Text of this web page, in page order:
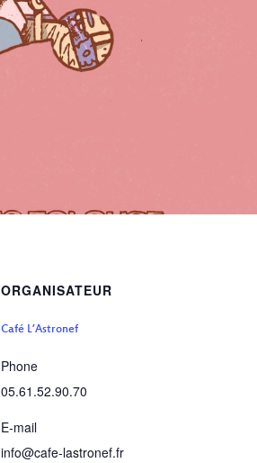
ORGANISATEUR
Café L’Astronef
Phone
05.61.52.90.70
E-mail
info@cafe-lastronef.fr